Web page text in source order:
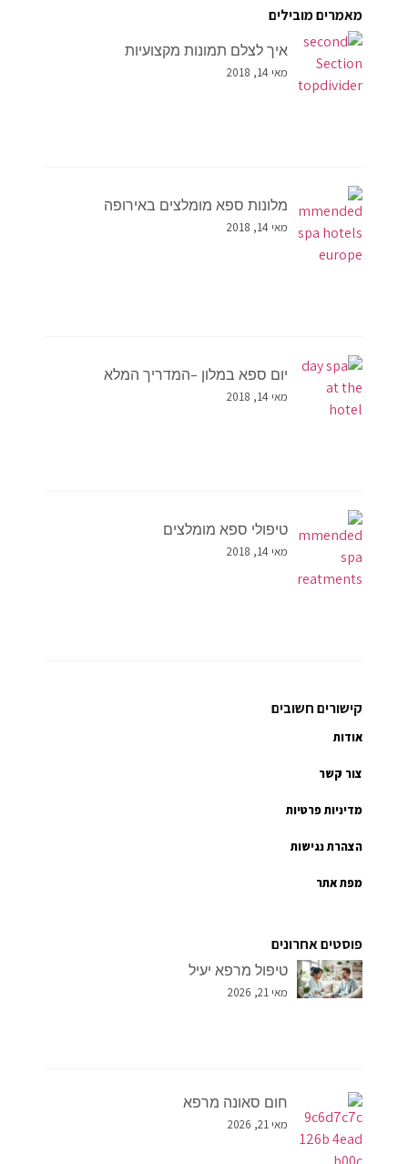
מאמרים מובילים
איך לצלם תמונות מקצועיות
מאי 14, 2018
מלונות ספא מומלצים באירופה
מאי 14, 2018
יום ספא במלון –המדריך המלא
מאי 14, 2018
טיפולי ספא מומלצים
מאי 14, 2018
קישורים חשובים
אודות
צור קשר
מדיניות פרטיות
הצהרת נגישות
מפת אתר
פוסטים אחרונים
טיפול מרפא יעיל
מאי 21, 2026
חום סאונה מרפא
מאי 21, 2026